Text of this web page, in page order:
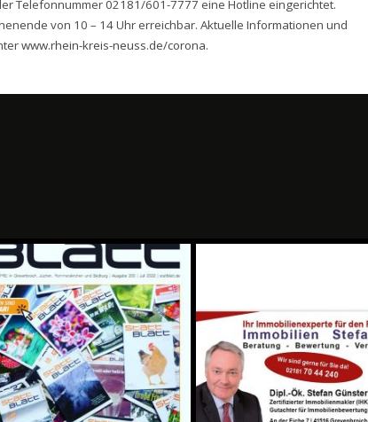
Telefonnummer 02181/601-7777 eine Hotline eingerichtet.
von 10 – 14 Uhr erreichbar. Aktuelle Informationen und
www.rhein-kreis-neuss.de/corona.